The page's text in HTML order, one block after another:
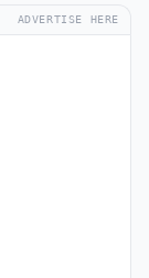
ADVERTISE HERE